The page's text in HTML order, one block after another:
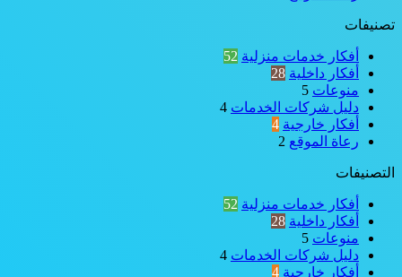
تصنيفات
أفكار خدمات منزلية 52
أفكار داخلية 28
منوعات 5
دليل شركات الخدمات 4
أفكار خارجية 4
رعاة الموقع 2
التصنيفات
أفكار خدمات منزلية 52
أفكار داخلية 28
منوعات 5
دليل شركات الخدمات 4
أفكار خارجية 4